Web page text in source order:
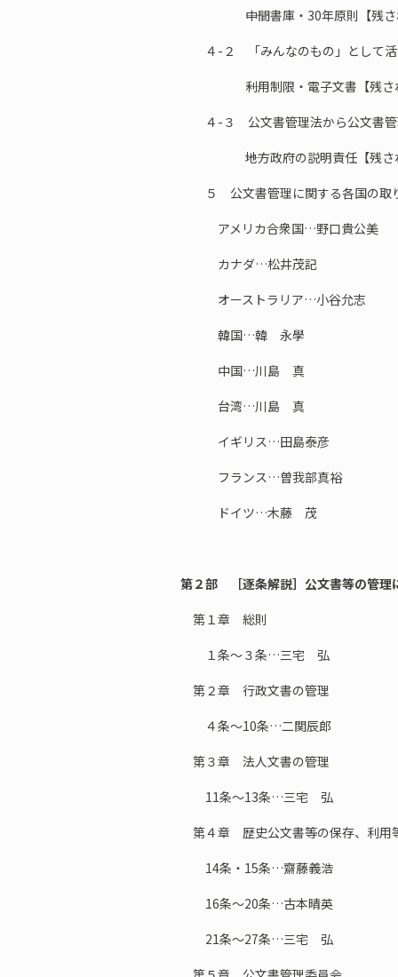
――中間書庫・30年原則【残さ
４-２ 「みんなのもの」として活
――利用制限・電子文書【残さ
４-３ 公文書管理法から公文書管
――地方政府の説明責任【残さ
５ 公文書管理に関する各国の取
アメリカ合衆国…野口貴公美
カナダ…松井茂記
オーストラリア…小谷允志
韓国…韓 永學
中国…川島 真
台湾…川島 真
イギリス…田島泰彦
フランス…曽我部真裕
ドイツ…木藤 茂
第２部 ［逐条解説］公文書等の管理
第１章 総則
１条～３条…三宅 弘
第２章 行政文書の管理
４条～10条…二関辰郎
第３章 法人文書の管理
11条～13条…三宅 弘
第４章 歴史公文書等の保存、利用
14条・15条…齋藤義浩
16条～20条…古本晴英
21条～27条…三宅 弘